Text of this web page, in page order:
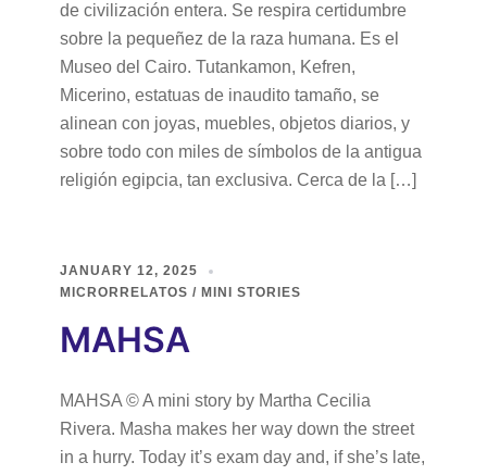
de civilización entera. Se respira certidumbre
sobre la pequeñez de la raza humana. Es el
Museo del Cairo. Tutankamon, Kefren,
Micerino, estatuas de inaudito tamaño, se
alinean con joyas, muebles, objetos diarios, y
sobre todo con miles de símbolos de la antigua
religión egipcia, tan exclusiva. Cerca de la […]
JANUARY 12, 2025
MICRORRELATOS / MINI STORIES
MAHSA
MAHSA © A mini story by Martha Cecilia
Rivera. Masha makes her way down the street
in a hurry. Today it’s exam day and, if she’s late,